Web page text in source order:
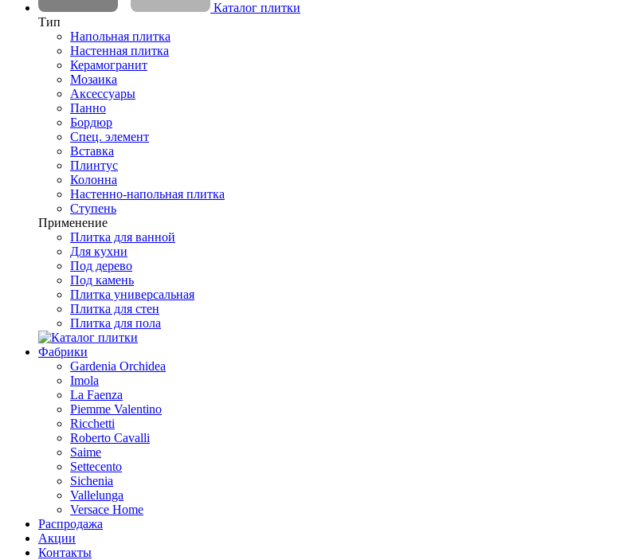
Каталог плитки
Тип
Напольная плитка
Настенная плитка
Керамогранит
Мозаика
Аксессуары
Панно
Бордюр
Спец. элемент
Вставка
Плинтус
Колонна
Настенно-напольная плитка
Ступень
Применение
Плитка для ванной
Для кухни
Под дерево
Под камень
Плитка универсальная
Плитка для стен
Плитка для пола
Фабрики
Gardenia Orchidea
Imola
La Faenza
Piemme Valentino
Ricchetti
Roberto Cavalli
Saime
Settecento
Sichenia
Vallelunga
Versace Home
Распродажа
Акции
Контакты